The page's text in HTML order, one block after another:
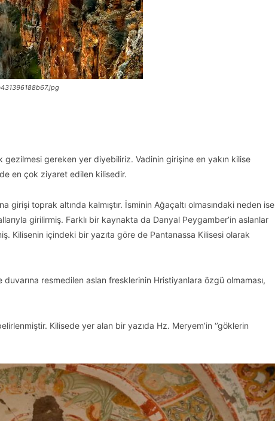
gezilmesi gereken yer diyebiliriz. Vadinin girişine en yakın kilise
en çok ziyaret edilen kilisedir.
toprak altında kalmıştır. İsminin Ağaçaltı olmasındaki neden ise
girilirmiş. Farklı bir kaynakta da Danyal Peygamber’in aslanlar
Kilisenin içindeki bir yazıta göre de Pantanassa Kilisesi olarak
resmedilen aslan fresklerinin Hristiyanlara özgü olmaması,
Kilisede yer alan bir yazıda Hz. Meryem’in ‘’göklerin